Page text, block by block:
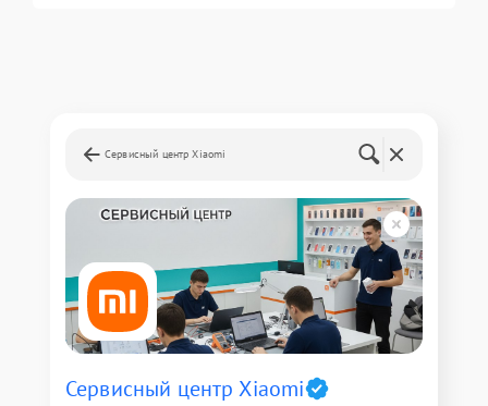
Сервисный центр Xiaomi
Сервисный центр Xiaomi